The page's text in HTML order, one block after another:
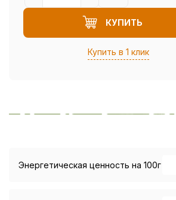
КУПИТЬ
Купить в 1 клик
Энергетическая ценность на 100г